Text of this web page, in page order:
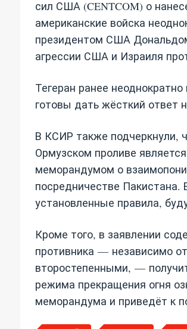
сил США (CENTCOM) о
американские войска
президентом США
агрессии США и Израиля
Тегеран ранее
готовы дать жёсткий ответ
В КСИР также подчеркнули,
Ормузском проливе
меморандумом о
посредничестве
установленные правила,
Кроме того, в заявлении
противника — независимо
второстепенными, —
режима прекращения огня
меморандума и приведёт к